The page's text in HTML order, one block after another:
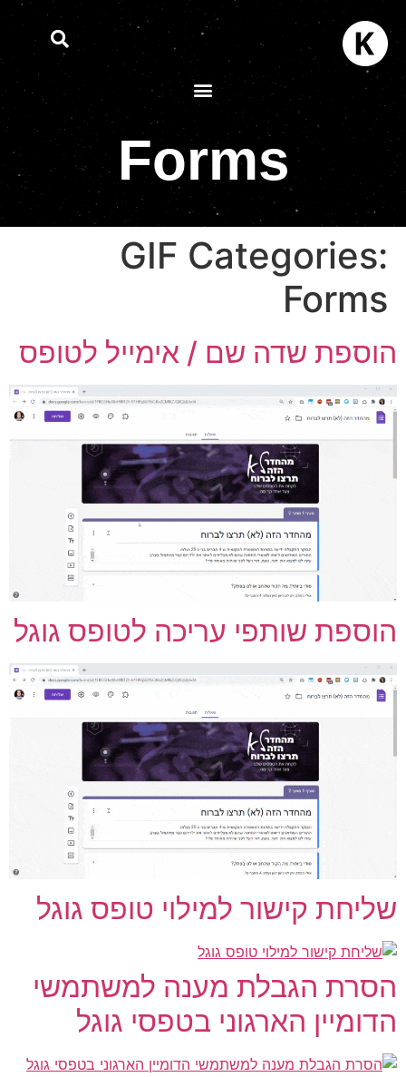
Forms
GIF Categories:
Forms
שדה שם / אימייל לטופס
שותפי עריכה לטופס גוגל
קישור למילוי טופס גוגל
הגבלת מענה למשתמשי
הארגוני בטפסי גוגל